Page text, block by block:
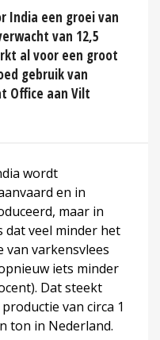
India een groei van
van 12,5
al voor een groot
gebruik van
Office aan Vilt
wordt
en in
maar in
dat veel minder het
van varkensvlees
iets minder
Dat steekt
van circa 1
ton in Nederland.